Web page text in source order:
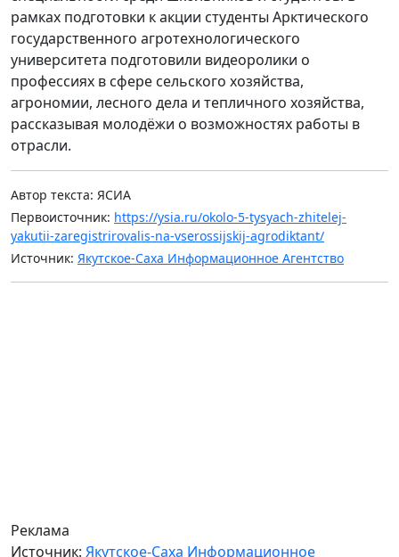
рамках подготовки к акции студенты Арктического
государственного агротехнологического
университета подготовили видеоролики о
профессиях в сфере сельского хозяйства,
агрономии, лесного дела и тепличного хозяйства,
рассказывая молодёжи о возможностях работы в
отрасли.
Автор текста: ЯСИА
Первоисточник: https://ysia.ru/okolo-5-tysyach-zhitelej-
yakutii-zaregistrirovalis-na-vserossijskij-agrodiktant/
Источник: Якутское-Саха Информационное Агентство
Реклама
Источник: Якутское-Саха Информационное